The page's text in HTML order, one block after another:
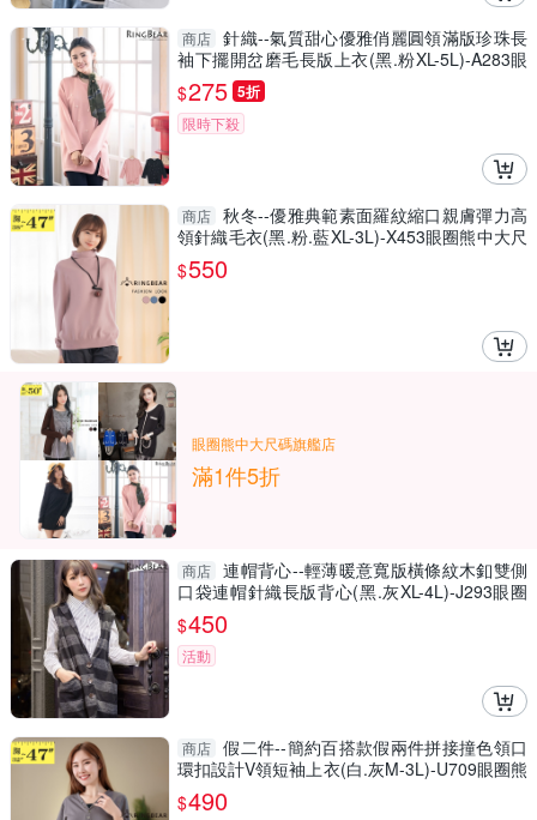
商店 針織--氣質甜心優雅俏麗圓領滿版珍珠長
袖下擺開岔磨毛長版上衣(黑.粉XL-5L)-A283眼
圈熊中大尺碼
$275 5折
限時下殺
商店 秋冬--優雅典範素面羅紋縮口親膚彈力高
領針織毛衣(黑.粉.藍XL-3L)-X453眼圈熊中大尺
碼
$550
眼圈熊中大尺碼旗艦店
滿1件5折
商店 連帽背心--輕薄暖意寬版橫條紋木釦雙側
口袋連帽針織長版背心(黑.灰XL-4L)-J293眼圈
熊中大尺碼
$450
活動
商店 假二件--簡約百搭款假兩件拼接撞色領口
環扣設計V領短袖上衣(白.灰M-3L)-U709眼圈熊
中大尺碼
$490